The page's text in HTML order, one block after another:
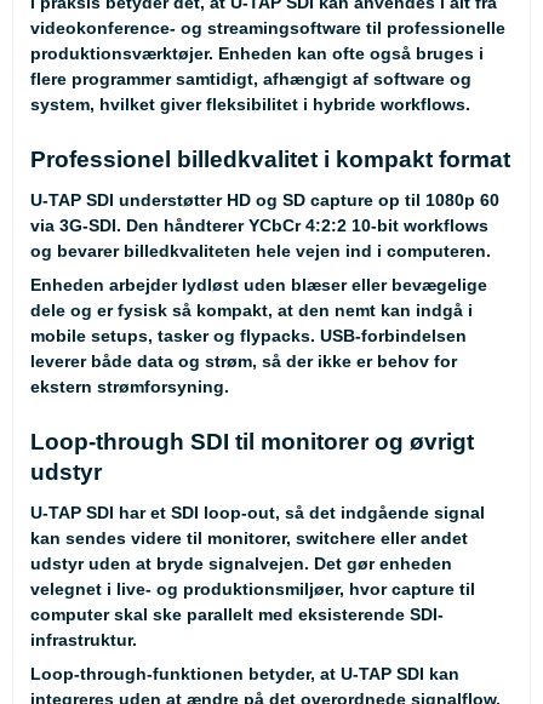
videokonference- og streamingsoftware til professionelle
produktionsværktøjer. Enheden kan ofte også bruges i
flere programmer samtidigt, afhængigt af software og
system, hvilket giver fleksibilitet i hybride workflows.
Professionel billedkvalitet i kompakt format
U-TAP SDI understøtter HD og SD capture op til 1080p 60
via 3G-SDI. Den håndterer YCbCr 4:2:2 10-bit workflows
og bevarer billedkvaliteten hele vejen ind i computeren.
Enheden arbejder lydløst uden blæser eller bevægelige
dele og er fysisk så kompakt, at den nemt kan indgå i
mobile setups, tasker og flypacks. USB-forbindelsen
leverer både data og strøm, så der ikke er behov for
ekstern strømforsyning.
Loop-through SDI til monitorer og øvrigt
udstyr
U-TAP SDI har et SDI loop-out, så det indgående signal
kan sendes videre til monitorer, switchere eller andet
udstyr uden at bryde signalvejen. Det gør enheden
velegnet i live- og produktionsmiljøer, hvor capture til
computer skal ske parallelt med eksisterende SDI-
infrastruktur.
Loop-through-funktionen betyder, at U-TAP SDI kan
integreres uden at ændre på det overordnede signalflow.